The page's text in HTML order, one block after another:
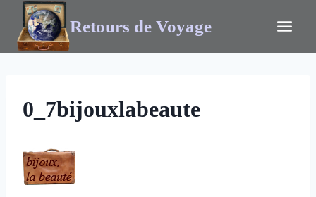
Retours de Voyage
0_7bijouxlabeaute